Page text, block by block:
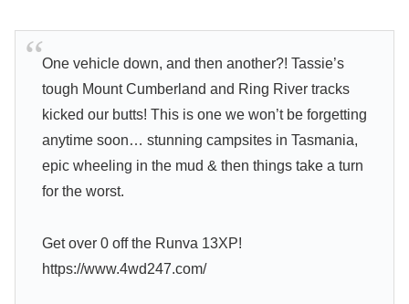
One vehicle down, and then another?! Tassie’s
tough Mount Cumberland and Ring River tracks
kicked our butts! This is one we won’t be forgetting
anytime soon… stunning campsites in Tasmania,
epic wheeling in the mud & then things take a turn
for the worst.
Get over 0 off the Runva 13XP!
https://www.4wd247.com/